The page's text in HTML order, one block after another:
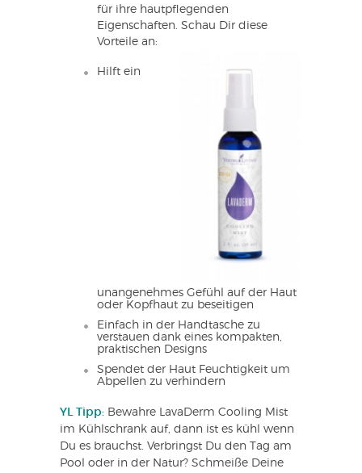
für ihre hautpflegenden
Eigenschaften. Schau Dir diese
Vorteile an:
Hilft ein
unangenehmes Gefühl auf der Haut
oder Kopfhaut zu beseitigen
Einfach in der Handtasche zu
verstauen dank eines kompakten,
praktischen Designs
Spendet der Haut Feuchtigkeit um
Abpellen zu verhindern
YL Tipp: Bewahre LavaDerm Cooling Mist
im Kühlschrank auf, dann ist es kühl wenn
Du es brauchst. Verbringst Du den Tag am
Pool oder in der Natur? Schmeiße Deine